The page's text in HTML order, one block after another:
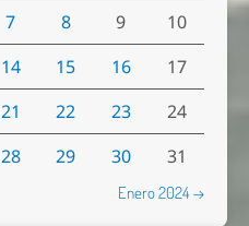
7 8 9
10
14 15 16
17
21 22 23
24
28 29 30 31
Enero 2024 →